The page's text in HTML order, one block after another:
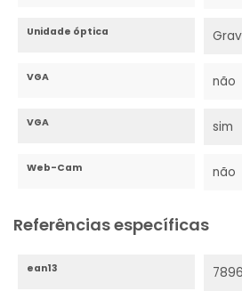
Unidade óptica
VGA não
VGA sim
Web-Cam não
Referências específicas
ean13